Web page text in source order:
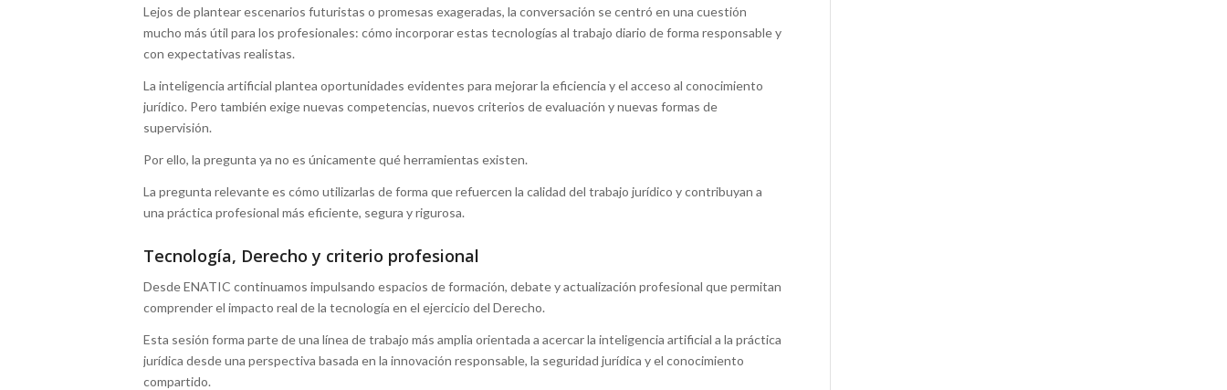
Lejos de plantear escenarios futuristas o promesas exageradas, la conversación se centró en una cuestión
mucho más útil para los profesionales: cómo incorporar estas tecnologías al trabajo diario de forma responsable y
con expectativas realistas.
La inteligencia artificial plantea oportunidades evidentes para mejorar la eficiencia y el acceso al conocimiento
jurídico. Pero también exige nuevas competencias, nuevos criterios de evaluación y nuevas formas de
supervisión.
Por ello, la pregunta ya no es únicamente qué herramientas existen.
La pregunta relevante es cómo utilizarlas de forma que refuercen la calidad del trabajo jurídico y contribuyan a
una práctica profesional más eficiente, segura y rigurosa.
Tecnología, Derecho y criterio profesional
Desde ENATIC continuamos impulsando espacios de formación, debate y actualización profesional que permitan
comprender el impacto real de la tecnología en el ejercicio del Derecho.
Esta sesión forma parte de una línea de trabajo más amplia orientada a acercar la inteligencia artificial a la práctica
jurídica desde una perspectiva basada en la innovación responsable, la seguridad jurídica y el conocimiento
compartido.